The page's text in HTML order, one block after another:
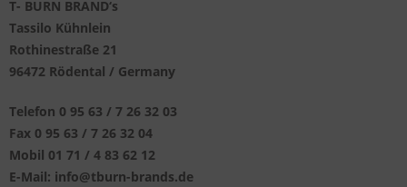
T- BURN BRAND‘s
Tassilo Kühnlein
Rothinestraße 21
96472 Rödental / Germany
Telefon 0 95 63 / 7 26 32 03
Fax 0 95 63 / 7 26 32 04
Mobil 01 71 / 4 83 62 12
E-Mail: info@tburn-brands.de